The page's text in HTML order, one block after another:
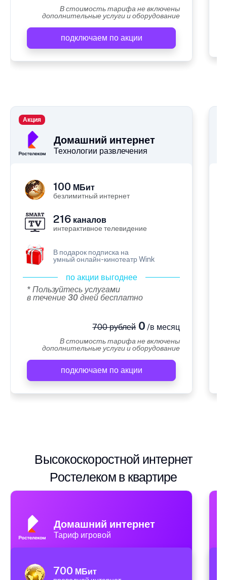
В стоимость тарифа не включены
дополнительные услуги и оборудование
подключаем по акции
Домашний интернет
Технологии развлечения
Акция
100 МБит
безлимитный интернет
216 каналов
интерактивное телевидение
В подарок подписка на
умный онлайн-кинотеатр Wink
по акции выгоднее
* Пользуйтесь услугами
в течение 30 дней бесплатно
700 рублей0 /в месяц
В стоимость тарифа не включены
дополнительные услуги и оборудование
подключаем по акции
Высокоскоростной интернет
Ростелеком в квартире
Домашний интернет
Тариф игровой
700 МБит